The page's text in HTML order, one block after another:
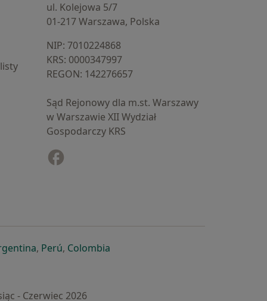
ul. Kolejowa 5/7
01-217 Warszawa, Polska
NIP: ⁠7010224868
KRS: ⁠0000347997
REGON: ⁠142276657
Sąd Rejonowy dla m.st. Warszawy
w Warszawie XII Wydział
Gospodarczy KRS
karcie
w nowej karcie
się w nowej karcie
otwiera się w nowej karcie
, Perúotwiera się w nowej karcie
, Colombiaotwiera się w nowej karcie
- Czerwiec 2026